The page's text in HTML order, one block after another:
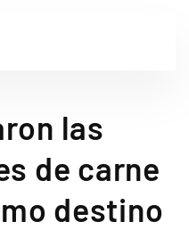
las
de carne
destino